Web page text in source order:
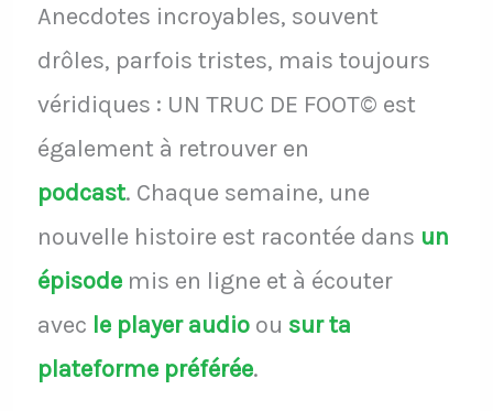
Anecdotes incroyables, souvent
drôles, parfois tristes, mais toujours
véridiques : UN TRUC DE FOOT© est
également à retrouver en
podcast. Chaque semaine, une
nouvelle histoire est racontée dans un
épisodemis en ligne et à écouter
avec le player audio ou sur ta
plateforme préférée.